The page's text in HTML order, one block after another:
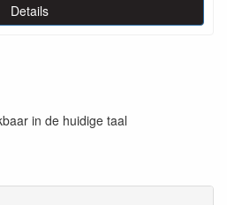
Details
in de huidige taal